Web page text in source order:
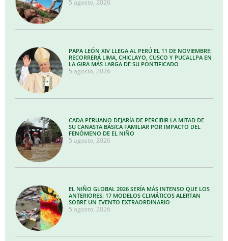
5 agosto, 2026
PAPA LEÓN XIV LLEGA AL PERÚ EL 11 DE NOVIEMBRE:
RECORRERÁ LIMA, CHICLAYO, CUSCO Y PUCALLPA EN
LA GIRA MÁS LARGA DE SU PONTIFICADO
5 agosto, 2026
CADA PERUANO DEJARÍA DE PERCIBIR LA MITAD DE
SU CANASTA BÁSICA FAMILIAR POR IMPACTO DEL
FENÓMENO DE EL NIÑO
5 agosto, 2026
EL NIÑO GLOBAL 2026 SERÍA MÁS INTENSO QUE LOS
ANTERIORES: 17 MODELOS CLIMÁTICOS ALERTAN
SOBRE UN EVENTO EXTRAORDINARIO
5 agosto, 2026